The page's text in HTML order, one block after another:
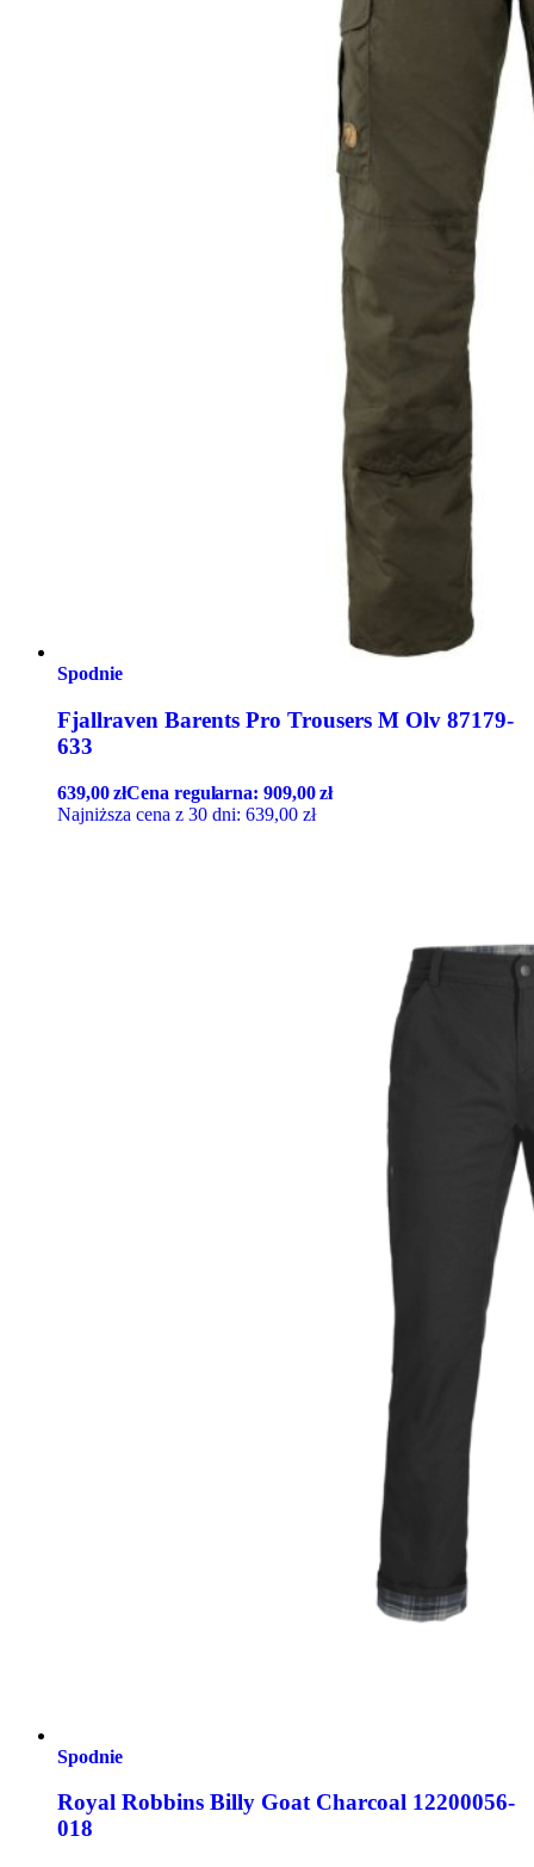
Spodnie
Fjallraven Barents Pro Trousers M Olv 87179-
633
639,00złCena regularna:909,00zł
Najniższa cena z 30 dni: 639,00 zł
Spodnie
Royal Robbins Billy Goat Charcoal 12200056-
018